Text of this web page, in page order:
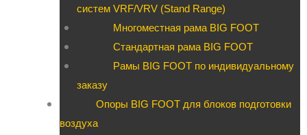
систем VRF/VRV (Stand Range)
Многоместная рама BIG FOOT
Стандартная рама BIG FOOT
Рамы BIG FOOT по индивидуальному
заказу
Опоры BIG FOOT для блоков подготовки
воздуха